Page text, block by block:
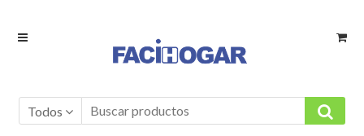
Ir
Ir
Todos